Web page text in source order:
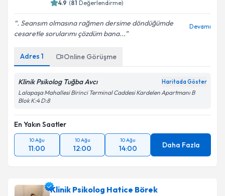
4.9 (81 Değerlendirme)
. Seansım olmasına rağmen dersime döndüğümde
cesaretle sorularımı çözdüm bana...
Devamı
Adres 1 Online Görüşme
Klinik Psikolog Tuğba Avcı Haritada Göster
Lalapaşa Mahallesi Birinci Terminal Caddesi Kardelen Apartmanı B
Blok K:4 D:8
En Yakın Saatler
10 Ağu
11:00
10 Ağu
12:00
10 Ağu
14:00 Daha Fazla
Klinik Psikolog Hatice Börek